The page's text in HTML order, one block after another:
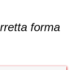
forma